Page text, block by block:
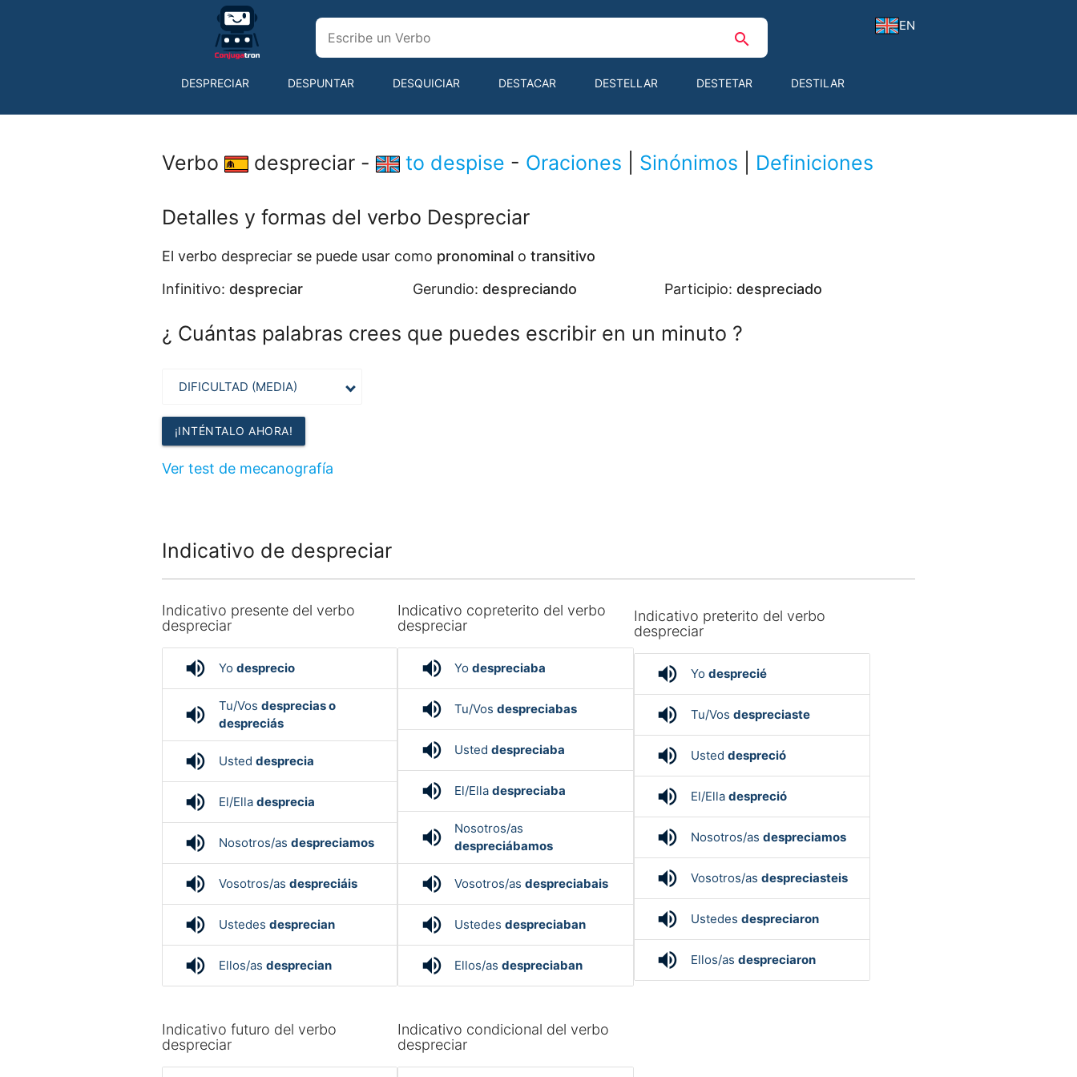
EN
search
DESPRECIAR DESPUNTAR DESQUICIAR DESTACAR DESTELLAR DESTETAR DESTILAR
Verbo despreciar - to despise - Oraciones Sinónimos Definiciones
Detalles y formas del verbo Despreciar
El verbo despreciar se puede usar como pronominalo transitivo
Infinitivo: despreciar Gerundio: despreciando Participio: despreciado
¿ Cuántas palabras crees que puedes escribir en un minuto ?
¡INTÉNTALO AHORA!
Ver test de mecanografía
Indicativo de despreciar
Indicativo presente del verbo
despreciar
volume_up Yo desprecio
volume_up Tu/Vos desprecias o
despreciás
volume_up Usted desprecia
volume_up El/Ella desprecia
volume_up Nosotros/as despreciamos
volume_up Vosotros/as despreciáis
volume_up Ustedes desprecian
volume_up Ellos/as desprecian
Indicativo copreterito del verbo
despreciar
volume_up Yodespreciaba
volume_up Tu/Vosdespreciabas
volume_up Usteddespreciaba
volume_up El/Elladespreciaba
volume_up
Nosotros/as
despreciábamos
volume_up Vosotros/asdespreciabais
volume_up Ustedesdespreciaban
volume_up Ellos/asdespreciaban
Indicativo preterito del verbo
despreciar
volume_up Yodesprecié
volume_up Tu/Vosdespreciaste
volume_up Usteddespreció
volume_up El/Elladespreció
volume_up Nosotros/asdespreciamos
volume_up Vosotros/asdespreciasteis
volume_up Ustedesdespreciaron
volume_up Ellos/asdespreciaron
Indicativo futuro del verbo
despreciar
Indicativo condicional del verbo
despreciar